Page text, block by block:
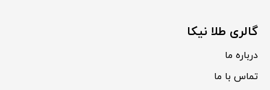
گالری طلا نیکا
درباره ما
تماس با ما